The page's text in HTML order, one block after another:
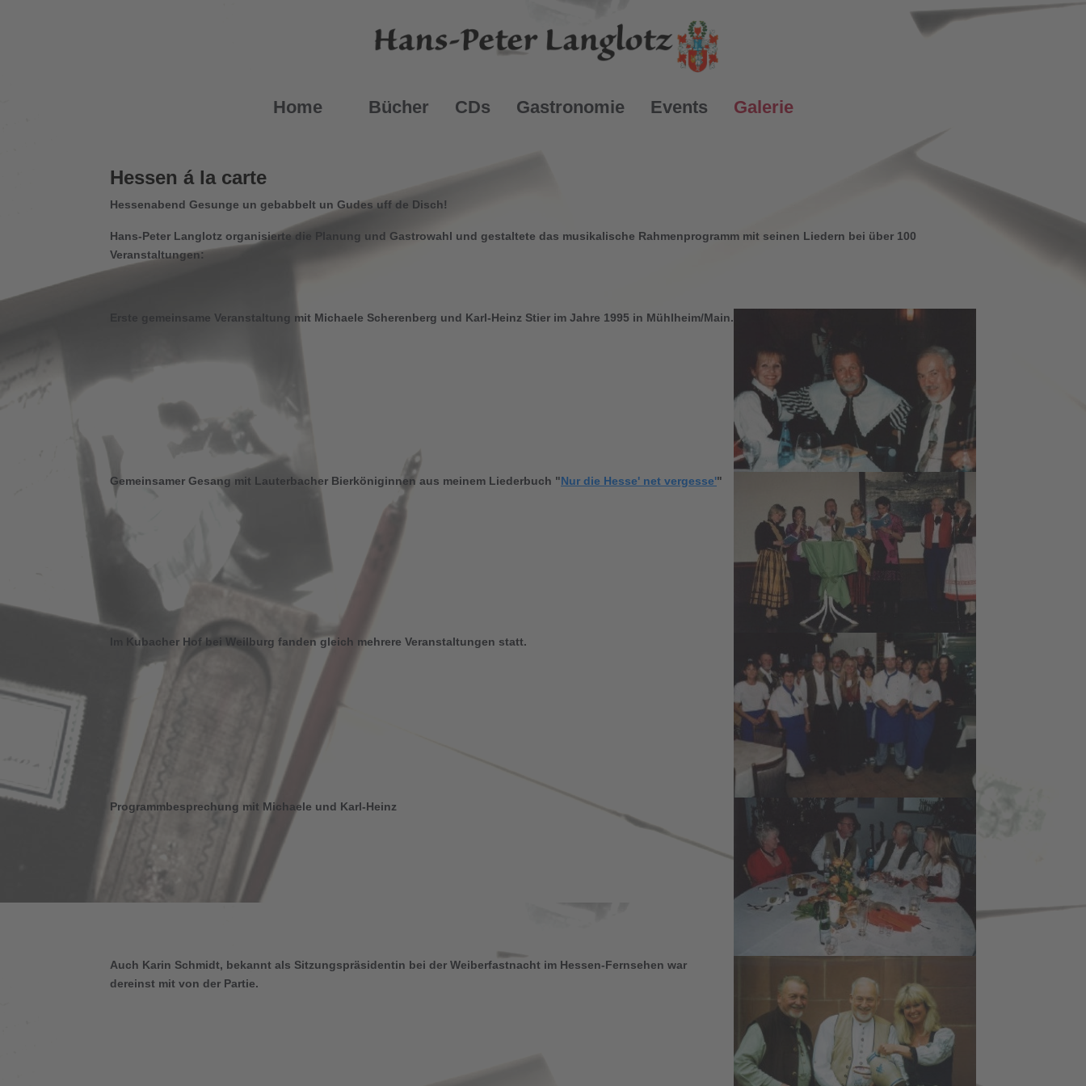
Home Bücher CDs Gastronomie Events Galerie
Hessen á la carte
Hessenabend Gesunge un gebabbelt un Gudes uff de Disch!
Hans-Peter Langlotz organisierte die Planung und Gastrowahl und gestaltete das musikalische Rahmenprogramm mit seinen Liedern bei über 100
Veranstaltungen:
Erste gemeinsame Veranstaltung mit Michaele Scherenberg und Karl-Heinz Stier im Jahre 1995 in Mühlheim/Main.
Gemeinsamer Gesang mit Lauterbacher Bierköniginnen aus meinem Liederbuch "Nur die Hesse' net vergesse'"
Im Kubacher Hof bei Weilburg fanden gleich mehrere Veranstaltungen statt.
Programmbesprechung mit Michaele und Karl-Heinz
Auch Karin Schmidt, bekannt als Sitzungspräsidentin bei der Weiberfastnacht im Hessen-Fernsehen war
dereinst mit von der Partie.